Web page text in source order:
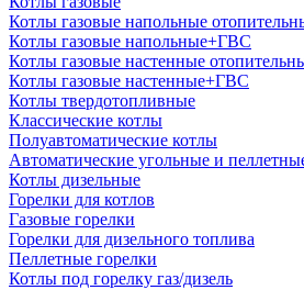
Котлы газовые напольные
Котлы газовые напольные+ГВС
Котлы газовые настенные
Котлы газовые настенные+ГВС
Котлы твердотопливные
Классические котлы
Полуавтоматические котлы
Автоматические угольные и
Котлы дизельные
Горелки для котлов
Газовые горелки
Горелки для дизельного топлива
Пеллетные горелки
Котлы под горелку газ/дизель